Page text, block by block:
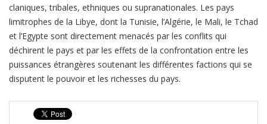
claniques, tribales, ethniques ou supranationales. Les pays
limitrophes de la Libye, dont la Tunisie, l’Algérie, le Mali, le Tchad
et l’Egypte sont directement menacés par les conflits qui
déchirent le pays et par les effets de la confrontation entre les
puissances étrangères soutenant les différentes factions qui se
disputent le pouvoir et les richesses du pays.